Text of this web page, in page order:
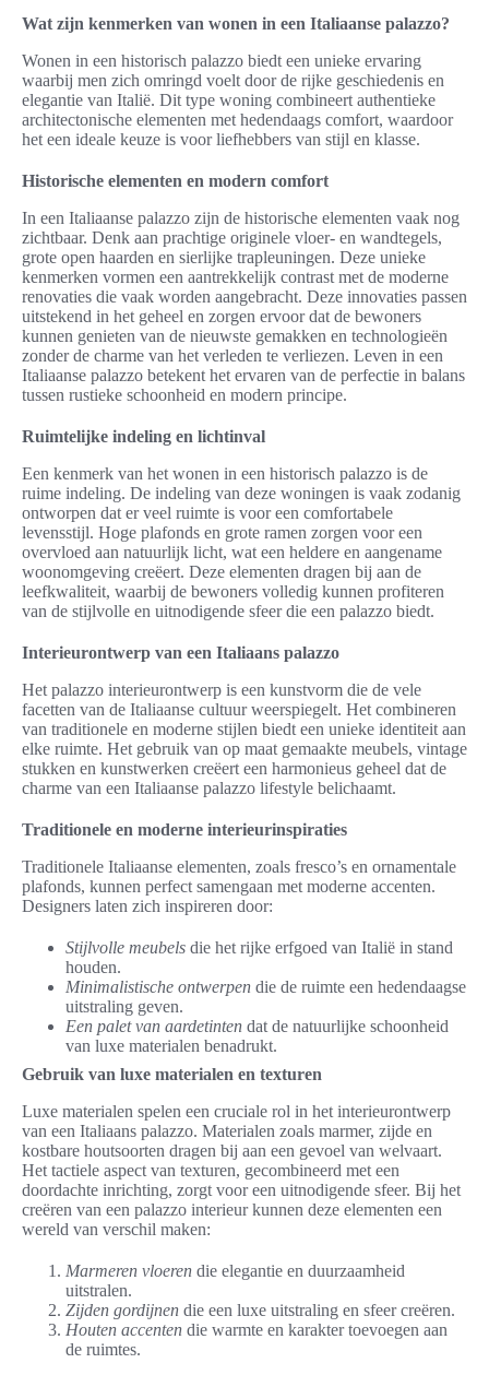
Wat zijn kenmerken van wonen in een Italiaanse palazzo?
Wonen in een historisch palazzo biedt een unieke ervaring
waarbij men zich omringd voelt door de rijke geschiedenis en
elegantie van Italië. Dit type woning combineert authentieke
architectonische elementen met hedendaags comfort, waardoor
het een ideale keuze is voor liefhebbers van stijl en klasse.
Historische elementen en modern comfort
In een Italiaanse palazzo zijn de historische elementen vaak nog
zichtbaar. Denk aan prachtige originele vloer- en wandtegels,
grote open haarden en sierlijke trapleuningen. Deze unieke
kenmerken vormen een aantrekkelijk contrast met de moderne
renovaties die vaak worden aangebracht. Deze innovaties passen
uitstekend in het geheel en zorgen ervoor dat de bewoners
kunnen genieten van de nieuwste gemakken en technologieën
zonder de charme van het verleden te verliezen. Leven in een
Italiaanse palazzo betekent het ervaren van de perfectie in balans
tussen rustieke schoonheid en modern principe.
Ruimtelijke indeling en lichtinval
Een kenmerk van het wonen in een historisch palazzo is de
ruime indeling. De indeling van deze woningen is vaak zodanig
ontworpen dat er veel ruimte is voor een comfortabele
levensstijl. Hoge plafonds en grote ramen zorgen voor een
overvloed aan natuurlijk licht, wat een heldere en aangename
woonomgeving creëert. Deze elementen dragen bij aan de
leefkwaliteit, waarbij de bewoners volledig kunnen profiteren
van de stijlvolle en uitnodigende sfeer die een palazzo biedt.
Interieurontwerp van een Italiaans palazzo
Het palazzo interieurontwerp is een kunstvorm die de vele
facetten van de Italiaanse cultuur weerspiegelt. Het combineren
van traditionele en moderne stijlen biedt een unieke identiteit aan
elke ruimte. Het gebruik van op maat gemaakte meubels, vintage
stukken en kunstwerken creëert een harmonieus geheel dat de
charme van een Italiaanse palazzo lifestyle belichaamt.
Traditionele en moderne interieurinspiraties
Traditionele Italiaanse elementen, zoals fresco’s en ornamentale
plafonds, kunnen perfect samengaan met moderne accenten.
Designers laten zich inspireren door:
Stijlvolle meubels die het rijke erfgoed van Italië in stand
houden.
Minimalistische ontwerpen die de ruimte een hedendaagse
uitstraling geven.
Een palet van aardetinten dat de natuurlijke schoonheid
van luxe materialen benadrukt.
Gebruik van luxe materialen en texturen
Luxe materialen spelen een cruciale rol in het interieurontwerp
van een Italiaans palazzo. Materialen zoals marmer, zijde en
kostbare houtsoorten dragen bij aan een gevoel van welvaart.
Het tactiele aspect van texturen, gecombineerd met een
doordachte inrichting, zorgt voor een uitnodigende sfeer. Bij het
creëren van een palazzo interieur kunnen deze elementen een
wereld van verschil maken:
Marmeren vloeren die elegantie en duurzaamheid
uitstralen.
Zijden gordijnen die een luxe uitstraling en sfeer creëren.
Houten accenten die warmte en karakter toevoegen aan
de ruimtes.